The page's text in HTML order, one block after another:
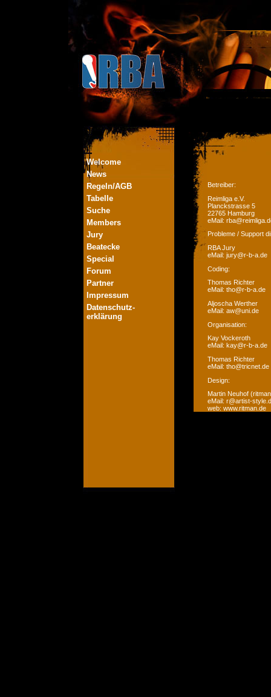
Welcome
News
Regeln/AGB
Tabelle
Suche
Members
Jury
Beatecke
Special
Forum
Partner
Impressum
Datenschutz-
erklärung
Betreiber:
Reimliga e.V.
Planckstrasse 5
22765 Hamburg
eMail:
Probleme / Support
RBA Jury
eMail: jury@r-b-a.de
Coding:
Thomas Richter
eMail: tho@r-b-a.de
Aljoscha Werther
eMail: aw@uni.de
Organisation:
Kay Vockeroth
eMail: kay@r-b-a.de
Thomas Richter
eMail: tho@tricnet.de
Design:
Martin Neuhof
eMail: r@artist-
web: www.ritman.de